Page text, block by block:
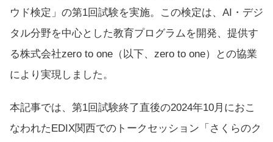
ウド検定 」の第1回試験を実施。この検定は、AI・デジ
タル分野を中心とした教育プログラムを開発、提供す
る株式会社zero to one （以下、zero to one）との協業
により実現しました。
本記事では、第1回試験終了直後の2024年10月におこ
なわれたEDIX関西でのトークセッション「さくらのク